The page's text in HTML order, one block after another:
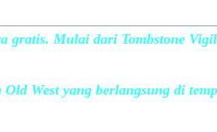
gratis. Mulai dari Tombstone
West yang berlangsung di